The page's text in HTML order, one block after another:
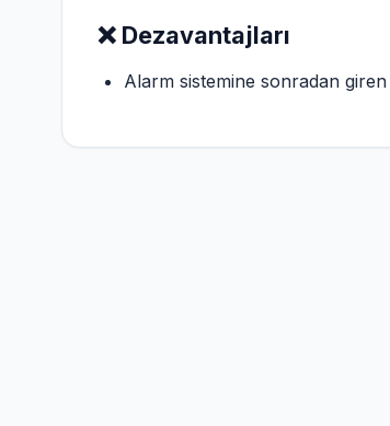
❌ Dezavantajları
Alarm sistemine sonradan